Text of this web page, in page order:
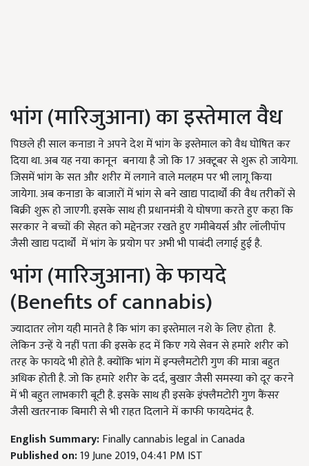
भांग (मारिजुआना) का इस्तेमाल वैध
पिछले ही साल कनाडा ने अपने देश में भांग के इस्तेमाल को वैध घोषित कर
दिया था. अब यह नया कानून बनाया है जो कि 17 अक्टूबर से शुरू हो जायेगा.
जिसमें भांग के सत और शरीर में लगाने वाले मलहम पर भी लागू किया
जायेगा. अब कनाडा के बाजारों में भांग से बने खाद्य पादार्थों की वैध तरीकों से
बिक्री शुरू हो जाएगी. इसके साथ ही प्रधानमंत्री ये घोषणा करते हुए कहा कि
सरकार ने बच्चों की सेहत को मद्देनजर रखते हुए गमीबेयर्स और लॉलीपॉप
जैसी खाद्य पदार्थों में भांग के प्रयोग पर अभी भी पाबंदी लगाई हुई है.
भांग (मारिजुआना) के फायदे
(Benefits of cannabis)
ज्यादातर लोग यही मानते है कि भांग का इस्तेमाल नशे के लिए होता है.
लेकिन उन्हें ये नहीं पता की इसके हद में किए गये सेवन से हमारे शरीर को
तरह के फायदे भी होते है. क्योंकि भांग में इन्फ्लैमटोरी गुण की मात्रा बहुत
अधिक होती है. जो कि हमारे शरीर के दर्द, बुखार जैसी समस्या को दूर करने
में भी बहुत लाभकारी बूटी है. इसके साथ ही इसके इंफ्लैमटोरी गुण कैंसर
जैसी खतरनाक बिमारी से भी राहत दिलाने में काफी फायदेमंद है.
English Summary:Finally cannabis legal in Canada
Published on:19 June 2019, 04:41 PM IST